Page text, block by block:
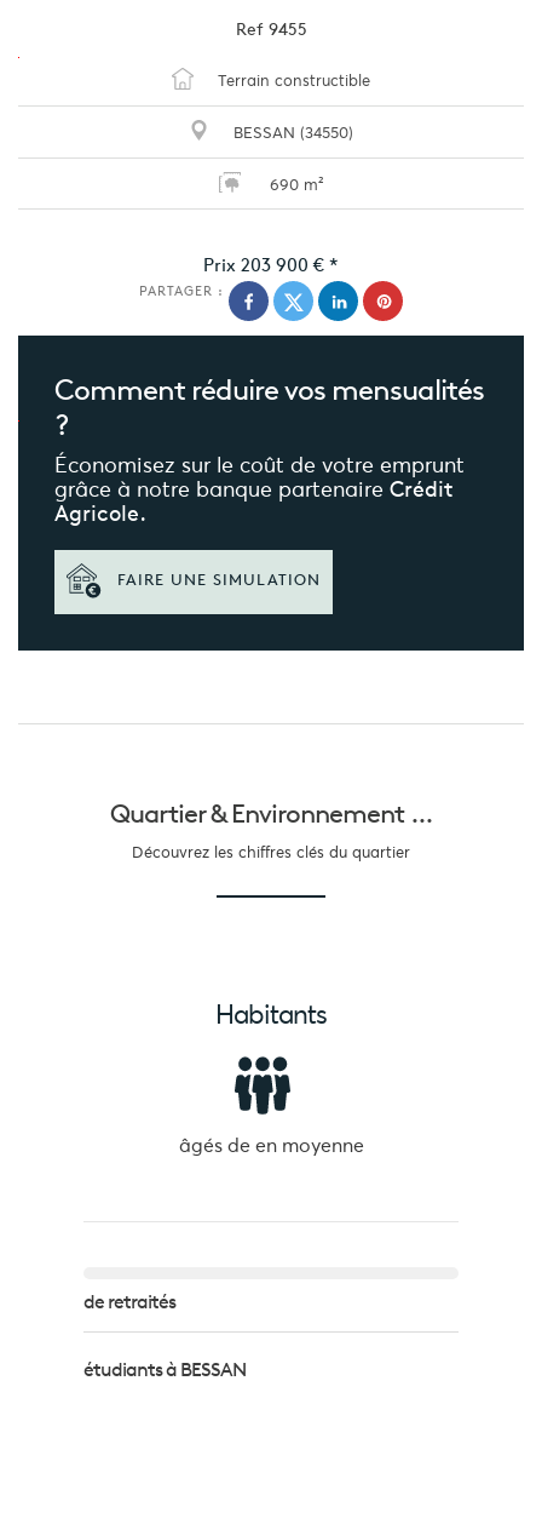
Ref 9455
Terrain constructible
BESSAN (34550)
690 m²
Prix 203 900 € *
PARTAGER :
Comment réduirevos mensualités
?
Économisez sur le coût de votre emprunt
grâce à notre banque partenaire Crédit
Agricole.
FAIRE UNE SIMULATION
Quartier &Environnement ...
Découvrez les chiffres clés du quartier
Habitants
âgés de en moyenne
de retraités
étudiants à BESSAN